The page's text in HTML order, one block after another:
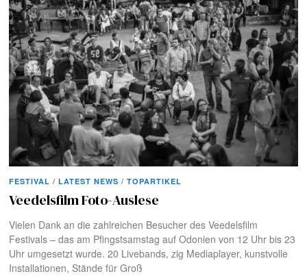
FESTIVAL / LATEST NEWS / TOPARTIKEL
Veedelsfilm Foto-Auslese
Vielen Dank an die zahlreichen Besucher des Veedelsfilm
Festivals – das am Pfingstsamstag auf Odonien von 12 Uhr bis 23
Uhr umgesetzt wurde. 20 Livebands, zig Mediaplayer, kunstvolle
Installationen, Stände für Groß